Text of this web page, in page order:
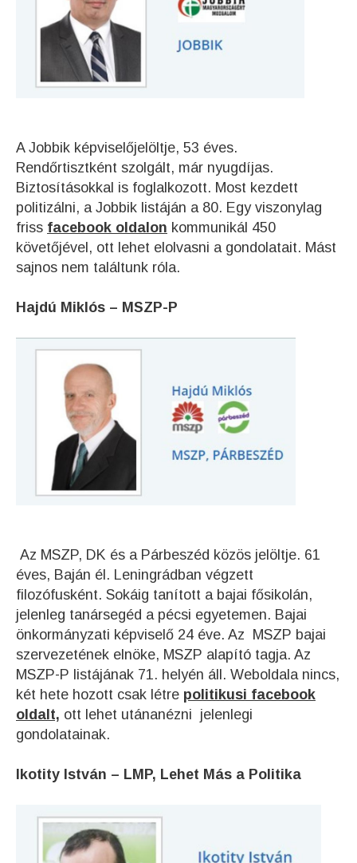
A Jobbik képviselőjelöltje, 53 éves.
Rendőrtisztként szolgált, már nyugdíjas.
Biztosításokkal is foglalkozott. Most kezdett
politizálni, a Jobbik listáján a 80. Egy viszonylag
friss facebook oldalon kommunikál 450
követőjével, ott lehet elolvasni a gondolatait. Mást
sajnos nem találtunk róla.
Hajdú Miklós – MSZP-P
Az MSZP, DK és a Párbeszéd közös jelöltje. 61
éves, Baján él. Leningrádban végzett
filozófusként. Sokáig tanított a bajai fősikolán,
jelenleg tanársegéd a pécsi egyetemen. Bajai
önkormányzati képviselő 24 éve. Az MSZP bajai
szervezetének elnöke, MSZP alapító tagja. Az
MSZP-P listájának 71. helyén áll. Weboldala nincs,
két hete hozott csak létre politikusi facebook
oldalt, ott lehet utánanézni jelenlegi
gondolatainak.
Ikotity István – LMP, Lehet Más a Politika